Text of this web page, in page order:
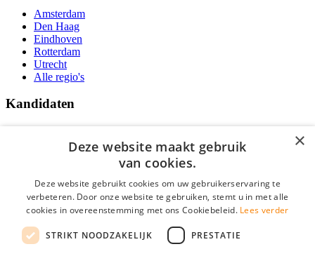
Amsterdam
Den Haag
Eindhoven
Rotterdam
Utrecht
Alle regio's
Kandidaten
Vacatures
Over Vacatures Overheid Online
YoungCapital IOS App
YoungCapital Android App
×
Deze website maakt gebruik
van cookies.
Deze website gebruikt cookies om uw gebruikerservaring te
verbeteren. Door onze website te gebruiken, stemt u in met alle
cookies in overeenstemming met ons Cookiebeleid. Lees verder
STRIKT NOODZAKELIJK PRESTATIE